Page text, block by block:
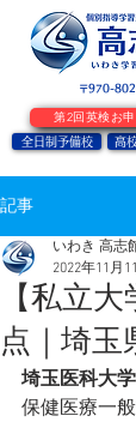
〒970-
全日制予備校 高
第2回英検お
記事
【私立
点｜埼玉
いわき 高志
2022年11月
埼玉医科大学
保健医療一